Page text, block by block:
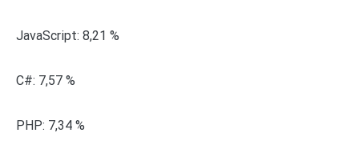
JavaScript: 8,21 %
C#: 7,57 %
PHP: 7,34 %